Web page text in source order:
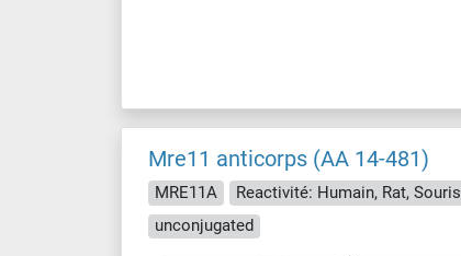
Mre11 anticorps (AA 14-481)
MRE11A Reactivité: Humain, Rat, Souris
unconjugated